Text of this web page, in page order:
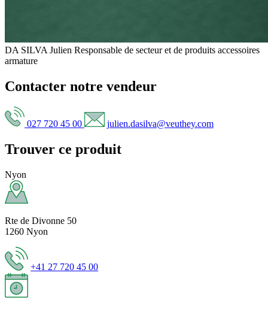
DA SILVA Julien Responsable de secteur et de produits accessoires
armature
Contacter notre vendeur
027 720 45 00 julien.dasilva@veuthey.com
Trouver ce produit
Nyon
Rte de Divonne 50
1260 Nyon
+41 27 720 45 00